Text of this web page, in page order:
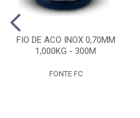
FIO DE ACO INOX 0,70MM
1,000KG - 300M
FONTE FC